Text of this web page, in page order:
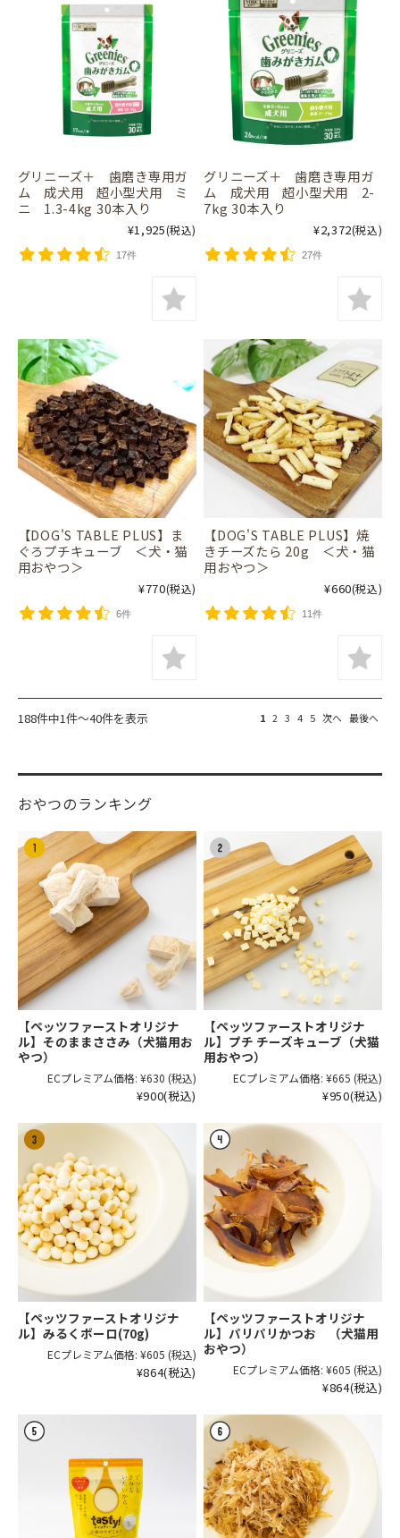
グリニーズ＋ 歯磨き専用ガ
ム 成犬用 超小型犬用 ミ
ニ 1.3-4kg 30本入り
¥1,925(税込)
17件
グリニーズ＋ 歯磨き専用ガ
ム 成犬用 超小型犬用 2-
7kg 30本入り
¥2,372(税込)
27件
【DOG'S TABLE PLUS】ま
ぐろプチキューブ ＜犬・猫
用おやつ＞
¥770(税込)
6件
【DOG'S TABLE PLUS】焼
きチーズたら 20g ＜犬・猫
用おやつ＞
¥660(税込)
11件
188件中1件～40件を表示 1 2 3 4 5 次へ 最後へ
おやつのランキング
【ペッツファーストオリジナ
ル】そのままささみ（犬猫用お
やつ）
ECプレミアム価格: ¥630 (税込)
¥900(税込)
【ペッツファーストオリジナ
ル】プチ チーズキューブ（犬猫
用おやつ）
ECプレミアム価格: ¥665 (税込)
¥950(税込)
【ペッツファーストオリジナ
ル】みるくボーロ(70g)
ECプレミアム価格: ¥605 (税込)
¥864(税込)
【ペッツファーストオリジナ
ル】パリパリかつお （犬猫用
おやつ）
ECプレミアム価格: ¥605 (税込)
¥864(税込)